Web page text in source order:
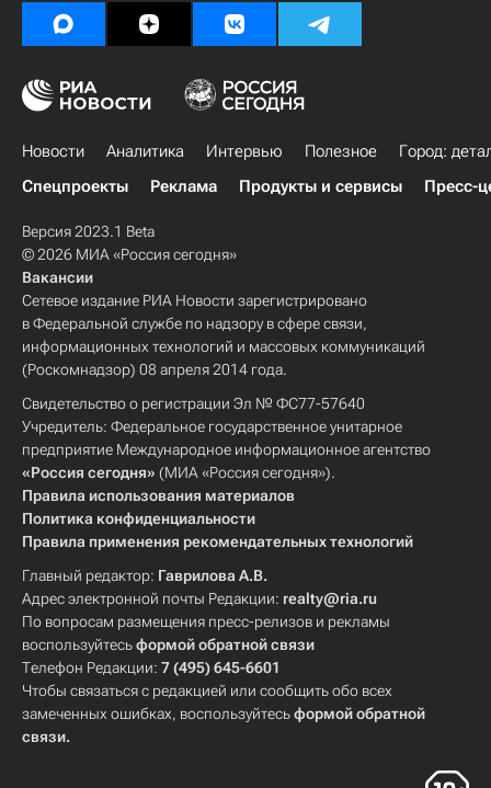
Новости Аналитика Интервью Полезное
Город:
Спецпроекты
Реклама Продукты и сервисы Пресс-
Версия 2023.1 Beta
© 2026 МИА «Россия сегодня»
Вакансии
Сетевое издание РИА Новости зарегистрировано
в Федеральной службе по надзору в сфере связи,
информационных технологий и массовых коммуникаций
(Роскомнадзор) 08 апреля 2014 года.
Свидетельство о регистрации Эл № ФС77-57640
Учредитель: Федеральное государственное унитарное
предприятие Международное информационное агентство
«Россия сегодня» (МИА «Россия сегодня»).
Правила использования материалов
Политика конфиденциальности
Правила применения рекомендательных технологий
Главный редактор: Гаврилова А.В.
Адрес электронной почты Редакции: realty@ria.ru
По вопросам размещения пресс-релизов и рекламы
воспользуйтесьформой обратной связи
Телефон Редакции: 7 (495) 645-6601
Чтобы связаться с редакцией или сообщить обо всех
замеченных ошибках, воспользуйтесьформой обратной
связи.